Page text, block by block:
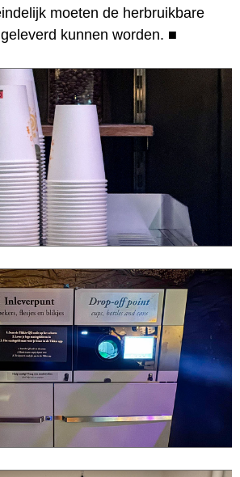
moeten de herbruikbare
kunnen worden. ■